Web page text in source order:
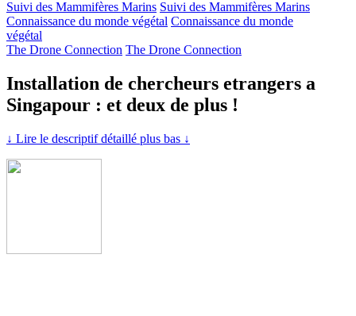
Suivi des Mammifères Marins Suivi des Mammifères Marins
Connaissance du monde végétal Connaissance du monde
végétal
The Drone Connection The Drone Connection
Installation de chercheurs etrangers a
Singapour : et deux de plus !
↓ Lire le descriptif détaillé plus bas ↓